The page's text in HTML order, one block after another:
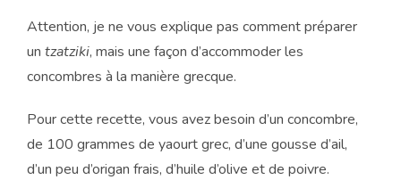
Attention, je ne vous explique pas comment préparer
un tzatziki, mais une façon d’accommoder les
concombres à la manière grecque.
Pour cette recette, vous avez besoin d’un concombre,
de 100 grammes de yaourt grec, d’une gousse d’ail,
d’un peu d’origan frais, d’huile d’olive et de poivre.